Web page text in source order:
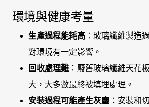
環境與健康考量
生產過程能耗高 ：玻璃纖維製造
對環境有一定影響。
回收處理難 ：廢舊玻璃纖維天花
大，大多數最終被填埋處理。
安裝過程可能產生灰塵 ：安裝和